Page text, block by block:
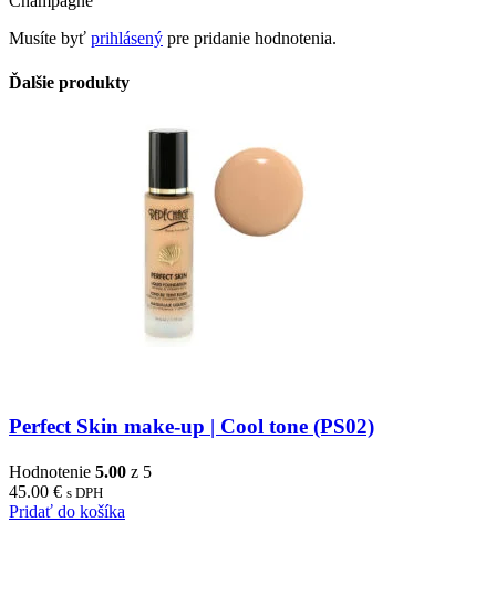
Musíte byť prihlásený pre pridanie hodnotenia.
Ďalšie produkty
Perfect Skin make-up | Cool tone (PS02)
Hodnotenie 5.00 z 5
45.00 € s DPH
Pridať do košíka